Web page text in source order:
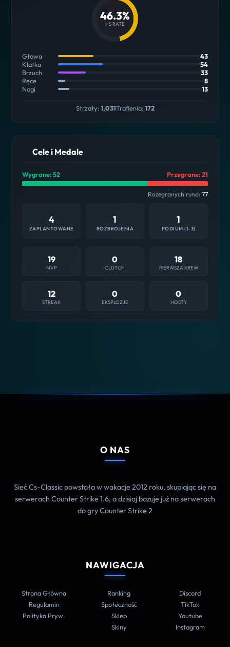
46.3%
HS RATE
Głowa
43
Klatka
54
Brzuch
33
Ręce
8
Nogi
13
Strzały:1,031Trafienia:172
Cele i Medale
Wygrane: 52 Przegrane: 21
Rozegranych rund: 77
4
ZAPLANTOWANE
1
ROZBROJENIA
1
PODIUM (1-3)
19
MVP
0
CLUTCH
18
PIERWSZA KREW
12
STREAK
0
EKSPLOZJE
0
HOSTY
O NAS
Sieć Cs-Classic powstała w wakacje 2012 roku, skupiając się na
serwerach Counter Strike 1.6, a dzisiaj bazuje już na serwerach
do gry Counter Strike 2
NAWIGACJA
Strona Główna
Regulamin
Polityka Pryw.
Ranking
Społeczność
Sklep
Skiny
Discord
TikTok
Youtube
Instagram